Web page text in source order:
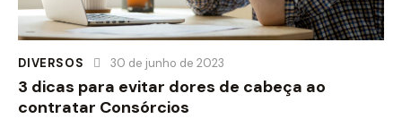
DIVERSOS 30 de junho de 2023
3 dicas para evitar dores de cabeça ao
contratar Consórcios